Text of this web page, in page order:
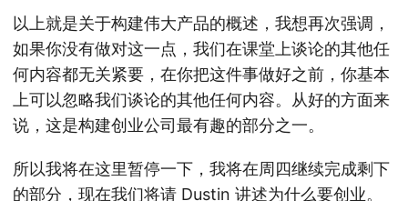
以上就是关于构建伟大产品的概述，我想再次强调，
如果你没有做对这一点，我们在课堂上谈论的其他任
何内容都无关紧要，在你把这件事做好之前，你基本
上可以忽略我们谈论的其他任何内容。从好的方面来
说，这是构建创业公司最有趣的部分之一。
所以我将在这里暂停一下，我将在周四继续完成剩下
的部分，现在我们将请 Dustin 讲述为什么要创业。